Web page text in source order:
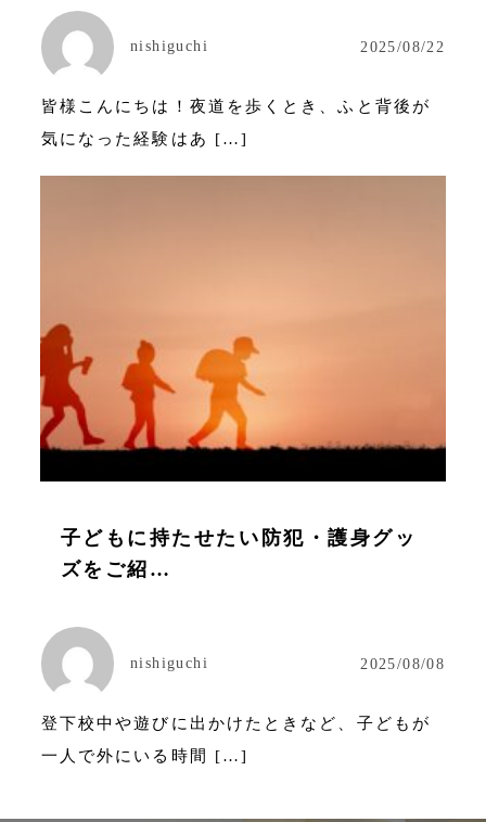
nishiguchi 2025/08/22
皆様こんにちは！夜道を歩くとき、ふと背後が
気になった経験はあ […]
子どもに持たせたい防犯・護身グッ
ズをご紹…
nishiguchi 2025/08/08
登下校中や遊びに出かけたときなど、子どもが
一人で外にいる時間 […]